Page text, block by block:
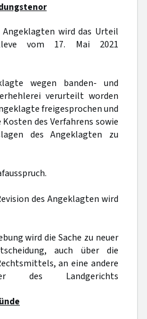
Angeklagten wird das Urteil
vom 17. Mai 2021
wegen banden- und
verurteilt worden
freigesprochen und
des Verfahrens sowie
des Angeklagten zu
des Angeklagten wird
wird die Sache zu neuer
auch über die
an eine andere
des Landgerichts